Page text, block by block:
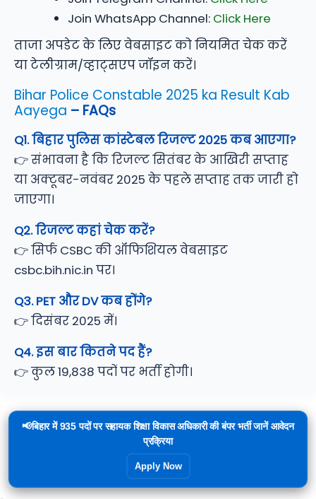
Join WhatsApp Channel: Click Here
ताजा अपडेट के लिए वेबसाइट को नियमित चेक करें
या टेलीग्राम/व्हाट्सएप जॉइन करें।
Bihar Police Constable 2025 ka Result Kab
Aayega – FAQs
Q1. बिहार पुलिस कांस्टेबल रिजल्ट 2025 कब आएगा?
👉 संभावना है कि रिजल्ट सितंबर के आखिरी सप्ताह
या अक्टूबर-नवंबर 2025 के पहले सप्ताह तक जारी हो
जाएगा।
Q2. रिजल्ट कहां चेक करें?
👉 सिर्फ CSBC की ऑफिशियल वेबसाइट
csbc.bih.nic.in पर।
Q3. PET और DV कब होंगे?
👉 दिसंबर 2025 में।
Q4. इस बार कितने पद हैं?
👉 कुल 19,838 पदों पर भर्ती होगी।
📢बिहार में 935 पदों पर सहायक शिक्षा विकास अधिकारी की बंपर भर्ती जानें आवेदन
प्रक्रिया
Apply Now